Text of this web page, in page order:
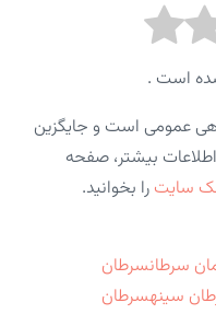
است .
عمومی است و جایگزین
بیشتر، صفحه
سایت را بخوانید.
سرطانسرطان
سینهسرطان